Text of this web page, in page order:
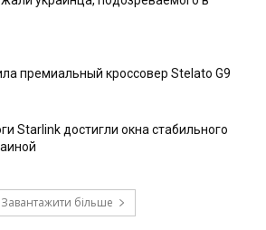
премиальный кроссовер Stelato G9
Starlink достигли окна стабильного
Завантажити більше